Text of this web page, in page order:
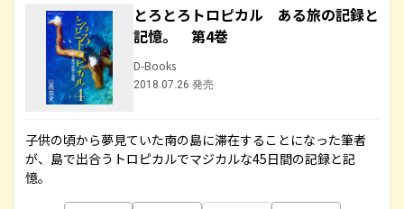
とろとろトロピカル ある旅の記録と
記憶。 第4巻
D-Books
2018.07.26 発売
子供の頃から夢見ていた南の島に滞在することになった筆者
が、島で出合うトロピカルでマジカルな45日間の記録と記
憶。